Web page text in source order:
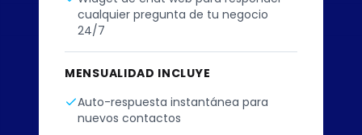
cualquier pregunta de tu negocio
24/7
MENSUALIDAD INCLUYE
Auto-respuesta instantánea para
nuevos contactos